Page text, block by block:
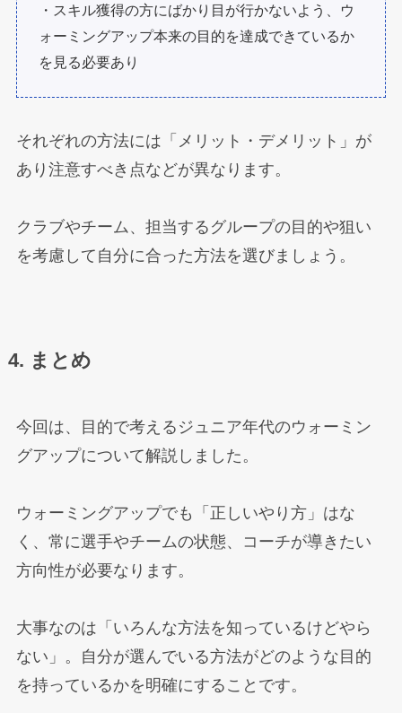
・スキル獲得の方にばかり目が行かないよう、ウ
ォーミングアップ本来の目的を達成できているか
を見る必要あり
それぞれの方法には「メリット・デメリット」が
あり注意すべき点などが異なります。
クラブやチーム、担当するグループの目的や狙い
を考慮して自分に合った方法を選びましょう。
4. まとめ
今回は、目的で考えるジュニア年代のウォーミン
グアップについて解説しました。
ウォーミングアップでも「正しいやり方」はな
く、常に選手やチームの状態、コーチが導きたい
方向性が必要なります。
大事なのは「いろんな方法を知っているけどやら
ない」。自分が選んでいる方法がどのような目的
を持っているかを明確にすることです。